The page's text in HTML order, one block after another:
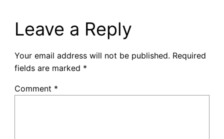
Leave a Reply
Your email address will not be published. Required
fields are marked *
Comment *